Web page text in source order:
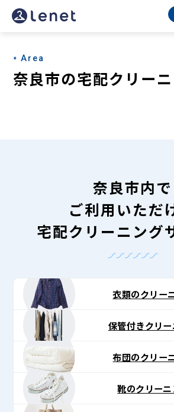
奈
市
の
Lenet〈リ
ト〉
Area
奈良市の宅配クリー
奈良市内で
ご利用いただ
宅配クリーニング
衣類のクリー
保管付きクリ
布団のクリー
靴のクリー